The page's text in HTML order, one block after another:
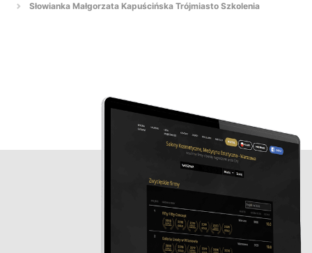
Słowianka Małgorzata Kapuścińska Trójmiasto Szkolenia